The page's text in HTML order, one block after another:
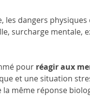
dangers
surcharge mentale,
pour réagir aux
et une situation
la même réponse